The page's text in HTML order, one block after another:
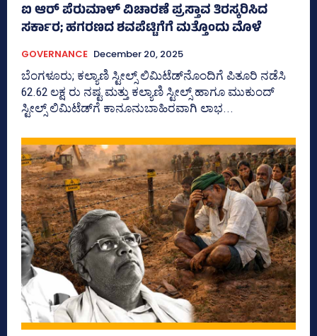
ಐ ಆರ್ ಪೆರುಮಾಳ್‌ ವಿಚಾರಣೆ ಪ್ರಸ್ತಾವ ತಿರಸ್ಕರಿಸಿದ
ಸರ್ಕಾರ; ಹಗರಣದ ಶವಪೆಟ್ಟಿಗೆಗೆ ಮತ್ತೊಂದು ಮೊಳೆ
GOVERNANCE December 20, 2025
ಬೆಂಗಳೂರು; ಕಲ್ಯಾಣಿ ಸ್ಟೀಲ್ಸ್‌ ಲಿಮಿಟೆಡ್‌ನೊಂದಿಗೆ ಪಿತೂರಿ ನಡೆಸಿ
62.62 ಲಕ್ಷ ರು ನಷ್ಟ ಮತ್ತು ಕಲ್ಯಾಣಿ ಸ್ಟೀಲ್ಸ್‌ ಹಾಗೂ ಮುಕುಂದ್‌
ಸ್ಟೀಲ್ಸ್‌ ಲಿಮಿಟೆಡ್‌ಗೆ ಕಾನೂನುಬಾಹಿರವಾಗಿ ಲಾಭ...